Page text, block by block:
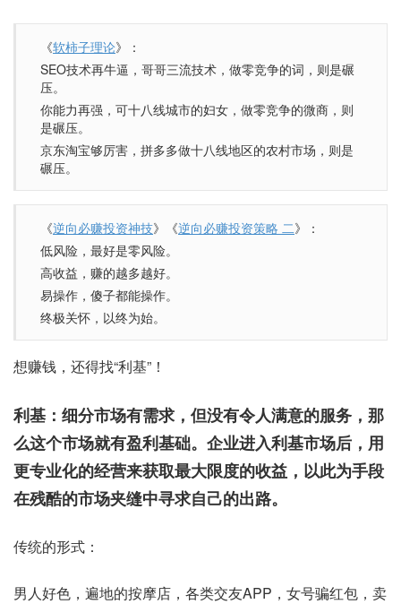
《软柿子理论》：
SEO技术再牛逼，哥哥三流技术，做零竞争的词，则是碾
压。
你能力再强，可十八线城市的妇女，做零竞争的微商，则
是碾压。
京东淘宝够厉害，拼多多做十八线地区的农村市场，则是
碾压。
《逆向必赚投资神技》《逆向必赚投资策略 二》：
低风险，最好是零风险。
高收益，赚的越多越好。
易操作，傻子都能操作。
终极关怀，以终为始。
想赚钱，还得找“利基”！
利基：细分市场有需求，但没有令人满意的服务，那
么这个市场就有盈利基础。企业进入利基市场后，用
更专业化的经营来获取最大限度的收益，以此为手段
在残酷的市场夹缝中寻求自己的出路。
传统的形式：
男人好色，遍地的按摩店，各类交友APP，女号骗红包，卖